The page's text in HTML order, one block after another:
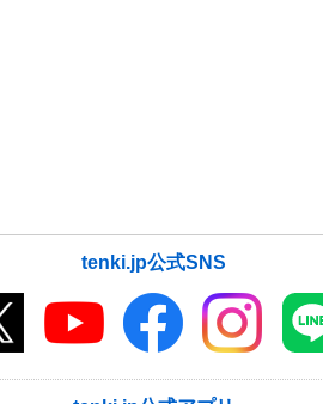
tenki.jp公式SNS